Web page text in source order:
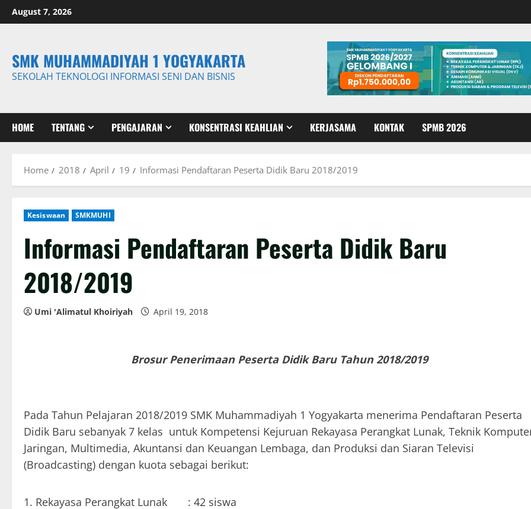
Skip
to
August 7, 2026
SMK MUHAMMADIYAH 1 YOGYAKARTA
SEKOLAH TEKNOLOGI INFORMASI SENI DAN BISNIS
HOME TENTANG PENGAJARAN KONSENTRASI KEAHLIAN KERJASAMA KONTAK SPMB 2026
Home 2018 April 19 Informasi Pendaftaran Peserta Didik Baru 2018/2019
Kesiswaan SMKMUHI
Informasi Pendaftaran Peserta Didik Baru
2018/2019
Umi 'Alimatul Khoiriyah April 19, 2018
Brosur Penerimaan Peserta Didik Baru Tahun 2018/2019
Pada Tahun Pelajaran 2018/2019 SMK Muhammadiyah 1 Yogyakarta menerima Pendaftaran Peserta
Didik Baru sebanyak 7 kelas untuk Kompetensi Kejuruan Rekayasa Perangkat Lunak, Teknik
Jaringan, Multimedia, Akuntansi dan Keuangan Lembaga, dan Produksi dan Siaran Televisi
(Broadcasting) dengan kuota sebagai berikut:
Rekayasa Perangkat Lunak : 42 siswa